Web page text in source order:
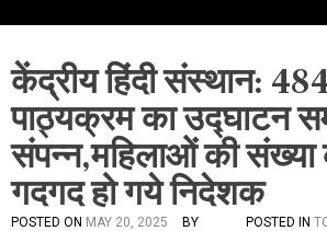
केंद्रीय हिंदी संस्थान:
पाठ्यक्रम का उद्घाटन
संपन्न,महिलाओं की
गदगद हो गये निदेशक
POSTED ON MAY 20, 2025
BY
POSTED IN